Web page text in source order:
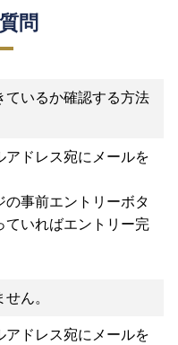
問
ているか確認する方法
ドレス宛にメールを
の事前エントリーボタ
ていればエントリー完
ん。
ドレス宛にメールを